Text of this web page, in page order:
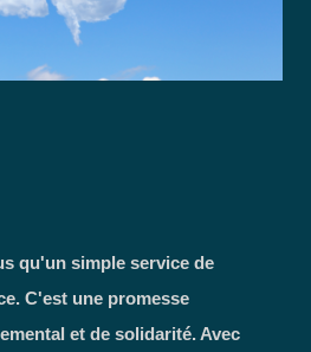
qu'un simple service de
C'est une promesse
et de solidarité. Avec